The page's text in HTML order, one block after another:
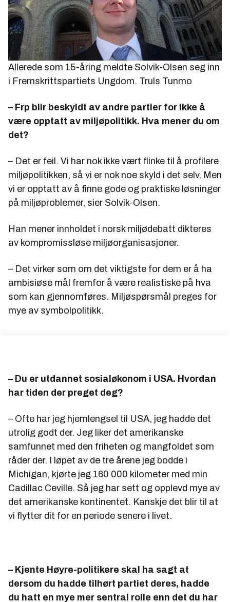
Allerede som 15-åring meldte Solvik-Olsen seg inn
i Fremskrittspartiets Ungdom. Truls Tunmo
– Frp blir beskyldt av andre partier for ikke å
være opptatt av miljøpolitikk. Hva mener du om
det?
– Det er feil. Vi har nok ikke vært flinke til å profilere
miljøpolitikken, så vi er nok noe skyld i det selv. Men
vi er opptatt av å finne gode og praktiske løsninger
på miljøproblemer, sier Solvik-Olsen.
Han mener innholdet i norsk miljødebatt dikteres
av kompromissløse miljøorganisasjoner.
– Det virker som om det viktigste for dem er å ha
ambisiøse mål fremfor å være realistiske på hva
som kan gjennomføres. Miljøspørsmål preges for
mye av symbolpolitikk.
– Du er utdannet sosialøkonom i USA. Hvordan
har tiden der preget deg?
– Ofte har jeg hjemlengsel til USA, jeg hadde det
utrolig godt der. Jeg liker det amerikanske
samfunnet med den friheten og mangfoldet som
råder der. I løpet av de tre årene jeg bodde i
Michigan, kjørte jeg 160 000 kilometer med min
Cadillac Ceville. Så jeg har sett og opplevd mye av
det amerikanske kontinentet. Kanskje det blir til at
vi flytter dit for en periode senere i livet.
– Kjente Høyre-politikere skal ha sagt at
dersom du hadde tilhørt partiet deres, hadde
du hatt en mye mer sentral rolle enn det du har